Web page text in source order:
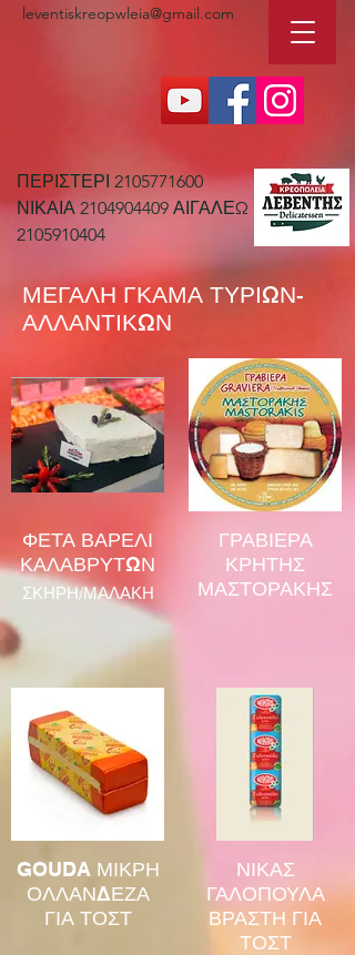
leventiskreopwleia@gmail.com
ΠΕΡΙΣΤΕΡΙ 2105771600
ΝΙΚΑΙΑ 2104904409 ΑΙΓΑΛΕΩ
2105910404
ΜΕΓΑΛΗ ΓΚΑΜΑ ΤΥΡΙΩΝ-
ΑΛΛΑΝΤΙΚΩΝ
ΦΕΤΑ ΒΑΡΕΛΙ
ΚΑΛΑΒΡΥΤΩΝ
ΣΚΗΡΗ/ΜΑΛΑΚΗ
ΓΡΑΒΙΕΡΑ
ΚΡΗΤΗΣ
ΜΑΣΤΟΡΑΚΗΣ
GOUDA ΜΙΚΡΗ
ΟΛΛΑΝΔΕΖΑ
ΓΙΑ ΤΟΣΤ
ΝΙΚΑΣ
ΓΑΛΟΠΟΥΛΑ
ΒΡΑΣΤΗ ΓΙΑ
ΤΟΣΤ